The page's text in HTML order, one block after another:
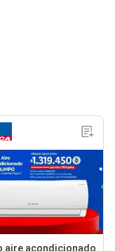
aire acondicionado